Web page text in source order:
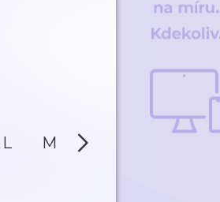
L M N